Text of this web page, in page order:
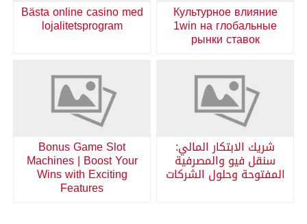
Культурное влияние
1win на глобальные
рынки ставок
Bästa online casino med
lojalitetsprogram
شريك الابتكار المالي:
سنقل فيو والمصرفية
المفتوحة وحلول الشركات
Bonus Game Slot
Machines | Boost Your
Wins with Exciting
Features